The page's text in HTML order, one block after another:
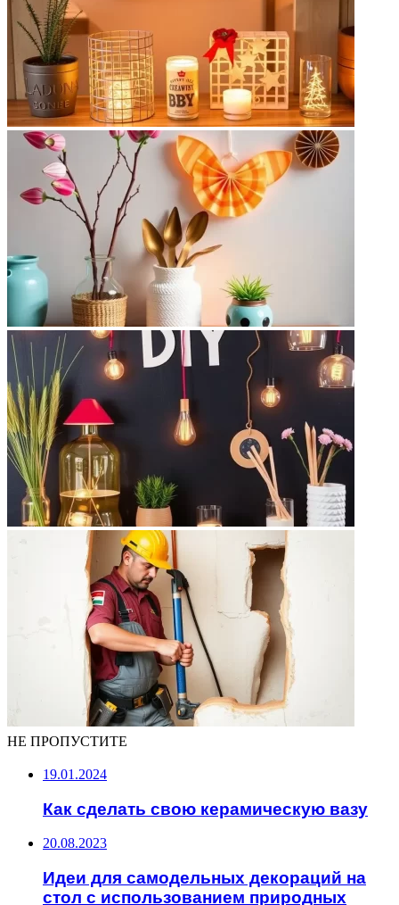
НЕ ПРОПУСТИТЕ
19.01.2024
Как сделать свою керамическую вазу
20.08.2023
Идеи для самодельных декораций на
стол с использованием природных